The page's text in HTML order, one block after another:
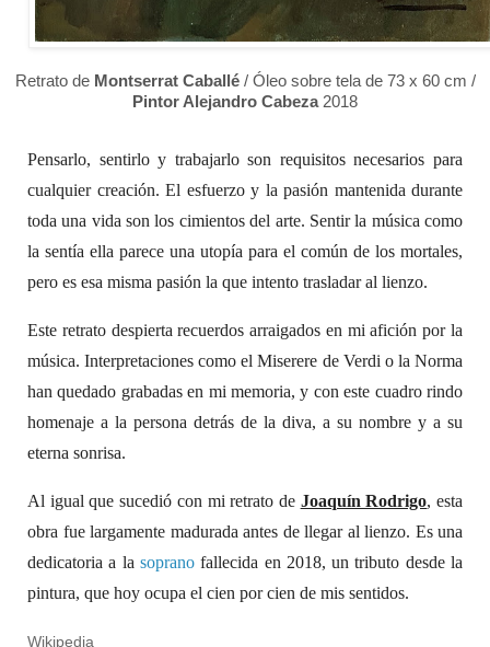
Retrato de Montserrat Caballé/ Óleo sobre tela de 73 x 60 cm /
Pintor Alejandro Cabeza2018
Pensarlo, sentirlo y trabajarlo son requisitos necesarios para
cualquier creación. El esfuerzo y la pasión mantenida durante
toda una vida son los cimientos del arte. Sentir la música como
la sentía ella parece una utopía para el común de los mortales,
pero es esa misma pasión la que intento trasladar al lienzo.
Este retrato despierta recuerdos arraigados en mi afición por la
música. Interpretaciones como el Miserere de Verdi o la Norma
han quedado grabadas en mi memoria, y con este cuadro rindo
homenaje a la persona detrás de la diva, a su nombre y a su
eterna sonrisa.
Al igual que sucedió con mi retrato de Joaquín Rodrigo, esta
obra fue largamente madurada antes de llegar al lienzo. Es una
dedicatoria a la sopranofallecida en 2018, un tributo desde la
pintura, que hoy ocupa el cien por cien de mis sentidos.
Wikipedia